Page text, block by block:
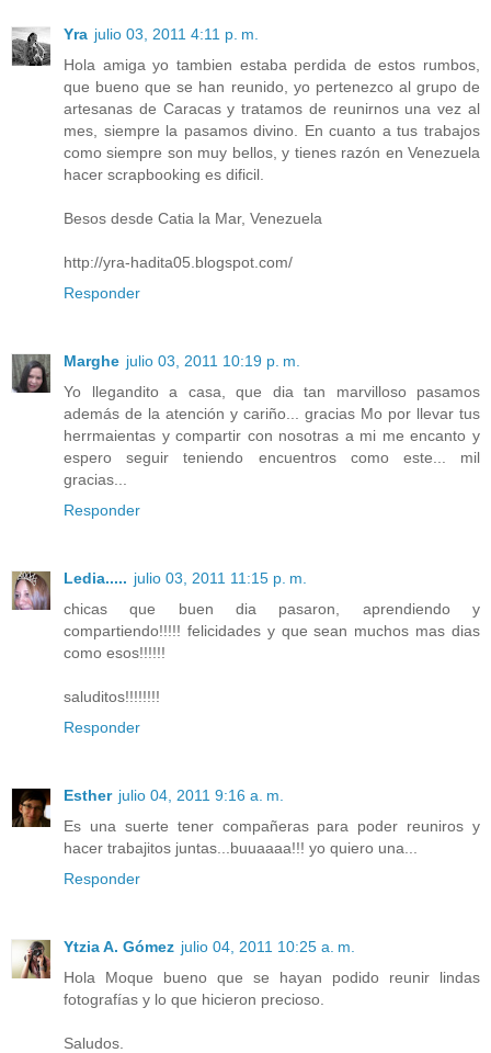
Yra julio 03, 2011 4:11 p. m.
Hola amiga yo tambien estaba perdida de estos rumbos,
que bueno que se han reunido, yo pertenezco al grupo de
artesanas de Caracas y tratamos de reunirnos una vez al
mes, siempre la pasamos divino. En cuanto a tus trabajos
como siempre son muy bellos, y tienes razón en Venezuela
hacer scrapbooking es dificil.
Besos desde Catia la Mar, Venezuela
http://yra-hadita05.blogspot.com/
Responder
Marghe julio 03, 2011 10:19 p. m.
Yo llegandito a casa, que dia tan marvilloso pasamos
además de la atención y cariño... gracias Mo por llevar tus
herrmaientas y compartir con nosotras a mi me encanto y
espero seguir teniendo encuentros como este... mil
gracias...
Responder
Ledia..... julio 03, 2011 11:15 p. m.
chicas que buen dia pasaron, aprendiendo y
compartiendo!!!!! felicidades y que sean muchos mas dias
como esos!!!!!!
saluditos!!!!!!!!
Responder
Esther julio 04, 2011 9:16 a. m.
Es una suerte tener compañeras para poder reuniros y
hacer trabajitos juntas...buuaaaa!!! yo quiero una...
Responder
Ytzia A. Gómez julio 04, 2011 10:25 a. m.
Hola Moque bueno que se hayan podido reunir lindas
fotografías y lo que hicieron precioso.
Saludos.